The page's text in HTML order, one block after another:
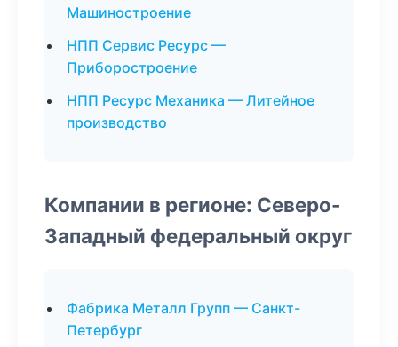
Машиностроение
НПП Сервис Ресурс —
Приборостроение
НПП Ресурс Механика — Литейное
производство
Компании в регионе: Северо-
Западный федеральный округ
Фабрика Металл Групп — Санкт-
Петербург